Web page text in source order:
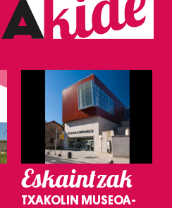
Eskaintzak
TXAKOLIN MUSEOA-